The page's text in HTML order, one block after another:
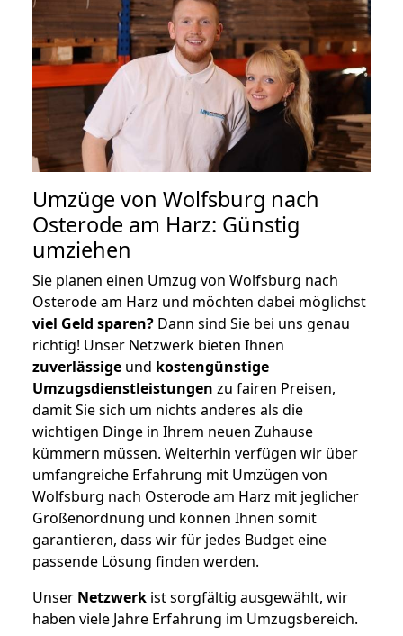
Umzüge von Wolfsburg nach
Osterode am Harz: Günstig
umziehen
Sie planen einen Umzug von Wolfsburg nach
Osterode am Harz und möchten dabei möglichst
viel Geld sparen? Dann sind Sie bei uns genau
richtig! Unser Netzwerk bieten Ihnen
zuverlässige und kostengünstige
Umzugsdienstleistungen zu fairen Preisen,
damit Sie sich um nichts anderes als die
wichtigen Dinge in Ihrem neuen Zuhause
kümmern müssen. Weiterhin verfügen wir über
umfangreiche Erfahrung mit Umzügen von
Wolfsburg nach Osterode am Harz mit jeglicher
Größenordnung und können Ihnen somit
garantieren, dass wir für jedes Budget eine
passende Lösung finden werden.
Unser Netzwerk ist sorgfältig ausgewählt, wir
haben viele Jahre Erfahrung im Umzugsbereich.